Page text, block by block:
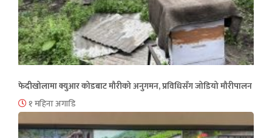
फेदीखोलामा क्युआर कोडबाट मौरीको अनुगमन, प्रविधिसँग जोडियो मौरीपालन
१ महिना अगाडि